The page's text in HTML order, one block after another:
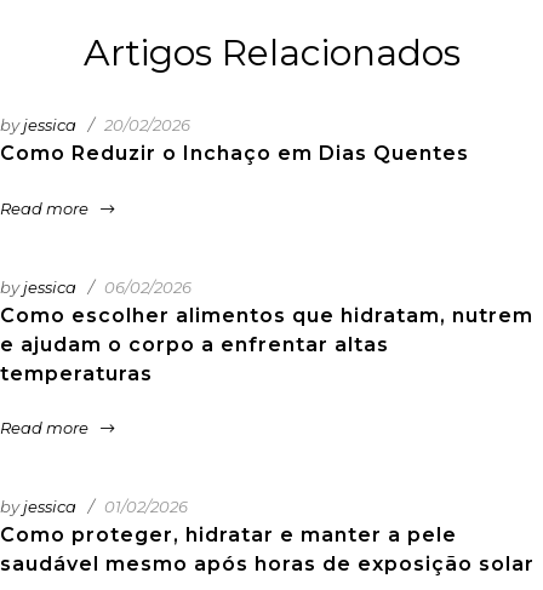
Artigos Relacionados
Como Reduzir o Inchaço em Dias Quentes
byjessica 20/02/2026
Read more
Como escolher alimentos que hidratam, nutrem
e ajudam o corpo a enfrentar altas
temperaturas
byjessica 06/02/2026
Read more
Como proteger, hidratar e manter a pele
saudável mesmo após horas de exposição solar
byjessica 01/02/2026